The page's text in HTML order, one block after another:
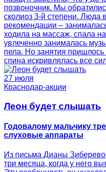
позвоночник. Мы
сколиоз 3-й степени. Люда
рекомендации –
ходила на массаж, спала
увлеченно занималась
пела. Но занятия
спина искривлялась все
27 июля
Краснодар-акции
Леон будет слышать
Годовалому мальчику
слуховые аппараты
Из письма Дианы
три месяца, когда у него